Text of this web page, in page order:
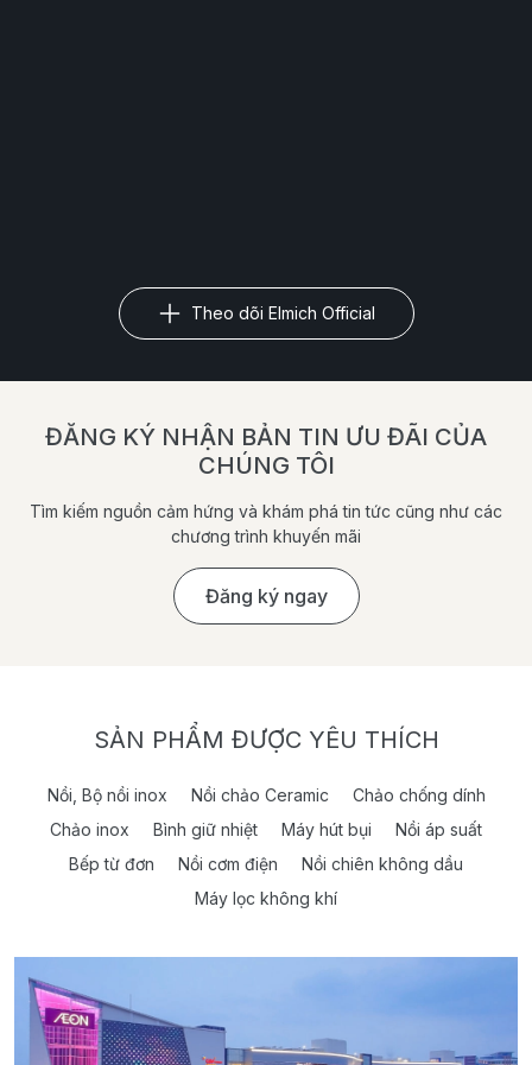
Theo dõi Elmich Official
ĐĂNG KÝ NHẬN BẢN TIN ƯU ĐÃI CỦA
CHÚNG TÔI
Tìm kiếm nguồn cảm hứng và khám phá tin tức cũng như các
chương trình khuyến mãi
Đăng ký ngay
SẢN PHẨM ĐƯỢC YÊU THÍCH
Nồi, Bộ nồi inox Nồi chảo Ceramic
Chảo chống dính
Chảo inox
Bình giữ nhiệt Máy hút bụi
Nồi áp suất
Bếp từ đơn
Nồi cơm điện
Nồi chiên không dầu
Máy lọc không khí